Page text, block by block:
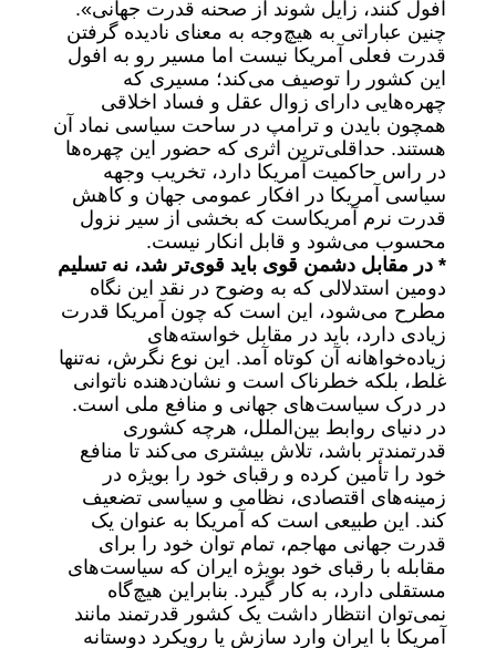
افول کنند، زایل شوند از صحنه‌ قدرت جهانی».
چنین عباراتی به هیچ‌وجه به معنای نادیده گرفتن
قدرت فعلی آمریکا نیست اما مسیر رو به افول
این کشور را توصیف می‌کند؛ مسیری که
چهره‌هایی دارای زوال عقل و فساد اخلاقی
همچون بایدن و ترامپ در ساحت سیاسی نماد آن
هستند. حداقلی‌ترین اثری که حضور این چهره‌ها
در راس حاکمیت آمریکا دارد، تخریب وجهه
سیاسی آمریکا در افکار عمومی جهان و کاهش
قدرت نرم آمریکاست که بخشی از سیر نزول
محسوب می‌شود و قابل انکار نیست.
* در مقابل دشمن قوی باید قوی‌تر شد، نه تسلیم
دومین استدلالی که به وضوح در نقد این نگاه
مطرح می‌شود، این است که چون آمریکا قدرت
زیادی دارد، باید در مقابل خواسته‌های
زیاده‌خواهانه آن کوتاه آمد. این نوع نگرش، نه‌تنها
غلط، بلکه خطرناک است و نشان‌دهنده ناتوانی
در درک سیاست‌های جهانی و منافع ملی است.
در دنیای روابط بین‌الملل، هرچه کشوری
قدرتمندتر باشد، تلاش بیشتری می‌کند تا منافع
خود را تأمین کرده و رقبای خود را بویژه در
زمینه‌های اقتصادی، نظامی و سیاسی تضعیف
کند. این طبیعی است که آمریکا به ‌عنوان یک
قدرت جهانی مهاجم، تمام توان خود را برای
مقابله با رقبای خود بویژه ایران که سیاست‌های
مستقلی دارد، به کار گیرد. بنابراین هیچ‌گاه
نمی‌توان انتظار داشت یک کشور قدرتمند مانند
آمریکا با ایران وارد سازش یا رویکرد دوستانه